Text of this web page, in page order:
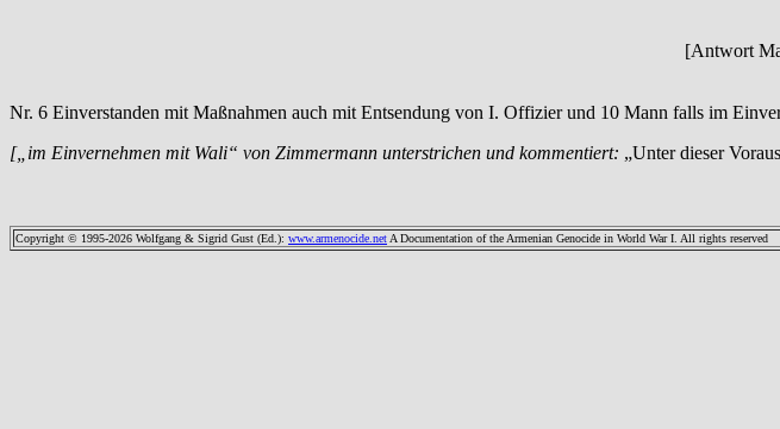
[Antwort
Nr. 6 Einverstanden mit Maßnahmen auch mit Entsendung von I. Offizier und 10 Mann falls im
[„im Einvernehmen mit Wali“ von Zimmermann unterstrichen und kommentiert: „Unter dieser
Copyright © 1995-2026 Wolfgang & Sigrid Gust (Ed.): www.armenocide.net A Documentation of the Armenian Genocide in World War I. All rights reserved